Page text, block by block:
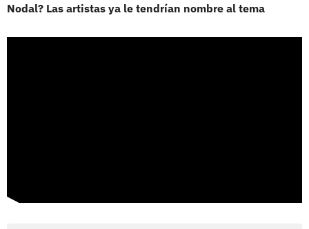
Nodal? Las artistas ya le tendrían nombre al tema